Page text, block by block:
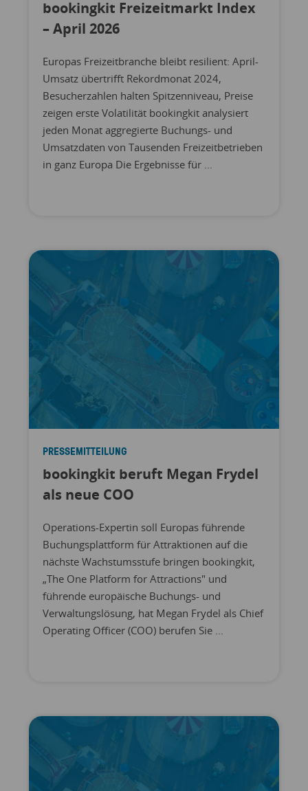
bookingkit Freizeitmarkt Index
– April 2026
Europas Freizeitbranche bleibt resilient: April-
Umsatz übertrifft Rekordmonat 2024,
Besucherzahlen halten Spitzenniveau, Preise
zeigen erste Volatilität bookingkit analysiert
jeden Monat aggregierte Buchungs- und
Umsatzdaten von Tausenden Freizeitbetrieben
in ganz Europa Die Ergebnisse für ...
PRESSEMITTEILUNG
bookingkit beruft Megan Frydel
als neue COO
Operations-Expertin soll Europas führende
Buchungsplattform für Attraktionen auf die
nächste Wachstumsstufe bringen bookingkit,
„The One Platform for Attractions" und
führende europäische Buchungs- und
Verwaltungslösung, hat Megan Frydel als Chief
Operating Officer (COO) berufen Sie ...